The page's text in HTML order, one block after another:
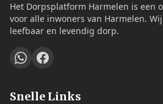
Het Dorpsplatform Harmelen is een
voor alle inwoners van Harmelen.
leefbaar en levendig dorp.
Snelle Links